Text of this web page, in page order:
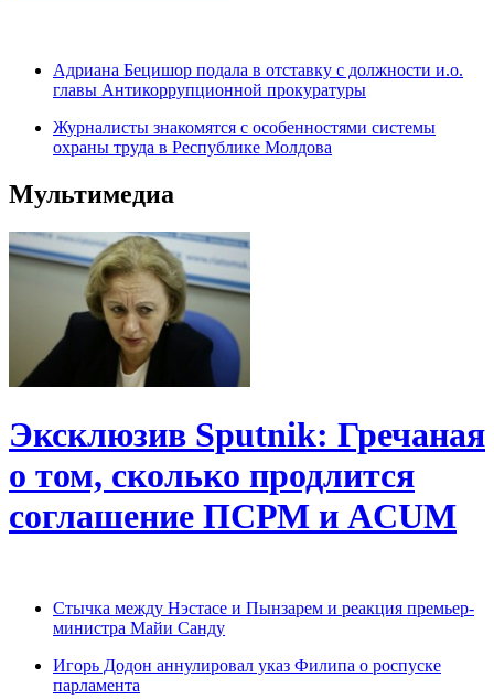
Адриана Бецишор подала в отставку с должности и.о.
главы Антикоррупционной прокуратуры
Журналисты знакомятся с особенностями системы
охраны труда в Республике Молдова
Мультимедиа
Эксклюзив Sputnik: Гречаная
о том, сколько продлится
соглашение ПСРМ и ACUM
Cтычка между Нэстасе и Пынзарем и реакция премьер-
министра Майи Санду
Игорь Додон аннулировал указ Филипа о роспуске
парламента